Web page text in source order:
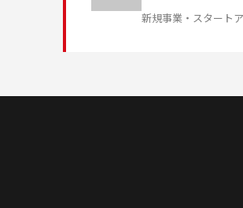
新規事業・スタート